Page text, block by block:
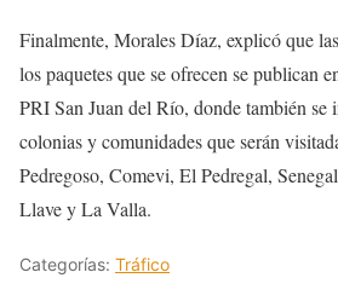
Finalmente, Morales Díaz, explicó que
los paquetes que se ofrecen se publican
PRI San Juan del Río, donde también se
colonias y comunidades que serán
Pedregoso, Comevi, El Pedregal,
Llave y La Valla.
Categorías: Tráfico